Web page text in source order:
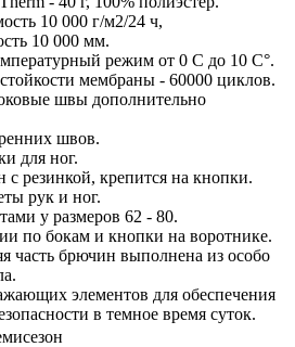
10 000 г/м2/24 ч,
10 000 мм.
режим от 0 С до 10 С°.
мембраны - 60000 циклов.
швы дополнительно
швов.
для ног.
резинкой, крепится на кнопки.
рук и ног.
у размеров 62 - 80.
по бокам и кнопки на воротнике.
часть брючин выполнена из особо
элементов для обеспечения
в темное время суток.